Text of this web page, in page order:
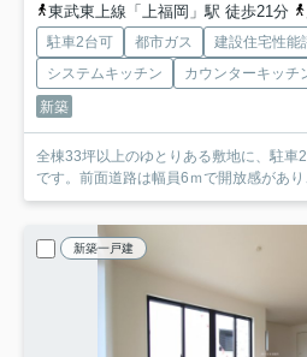
東武東上線「上福岡」駅 徒歩21分
駐車2台可 都市ガス 建設住宅性能
システムキッチン
カウンターキッチ
新築
全棟33坪以上のゆとりある敷地に、駐車
です。前面道路は幅員6ｍで開放感があ
新築一戸建